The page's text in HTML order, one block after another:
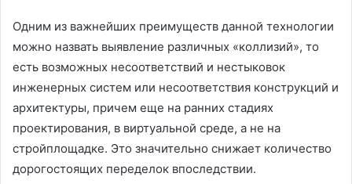
Одним из важнейших преимуществ данной технологии
можно назвать выявление различных «коллизий», то
есть возможных несоответствий и нестыковок
инженерных систем или несоответствия конструкций и
архитектуры, причем еще на ранних стадиях
проектирования, в виртуальной среде, а не на
стройплощадке. Это значительно снижает количество
дорогостоящих переделок впоследствии.